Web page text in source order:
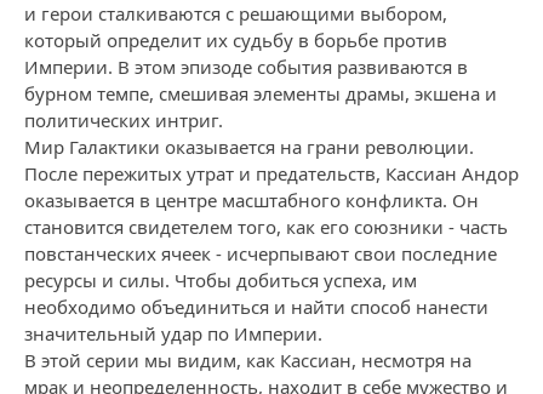
и герои сталкиваются с решающими выбором,
который определит их судьбу в борьбе против
Империи. В этом эпизоде события развиваются в
бурном темпе, смешивая элементы драмы, экшена и
политических интриг.
Мир Галактики оказывается на грани революции.
После пережитых утрат и предательств, Кассиан Андор
оказывается в центре масштабного конфликта. Он
становится свидетелем того, как его союзники - часть
повстанческих ячеек - исчерпывают свои последние
ресурсы и силы. Чтобы добиться успеха, им
необходимо объединиться и найти способ нанести
значительный удар по Империи.
В этой серии мы видим, как Кассиан, несмотря на
мрак и неопределенность, находит в себе мужество и